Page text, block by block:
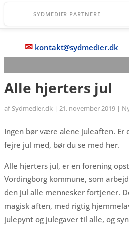
SYDMEDIER PARTNERE
✉ kontakt@sydmedier.dk
Alle hjerters jul
af Sydmedier.dk| 21. november 2019|
Ingen bør være alene juleaften. Er
fejre jul med, bør du se med her.
Alle hjerters jul, er en forening
Vordingborg kommune, som
den jul alle mennesker fortjener.
magisk aften, med rigtig
julepynt og julegaver til alle, og